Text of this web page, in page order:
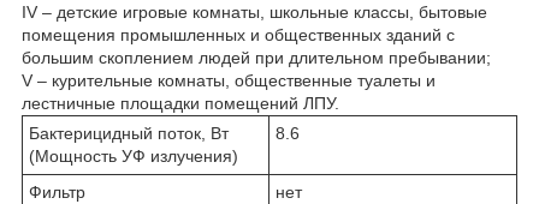
IV – детские игровые комнаты, школьные классы, бытовые
помещения промышленных и общественных зданий с
большим скоплением людей при длительном пребывании;
V – курительные комнаты, общественные туалеты и
лестничные площадки помещений ЛПУ.
Бактерицидный поток, Вт
(Мощность УФ излучения)
8.6
Фильтр
нет